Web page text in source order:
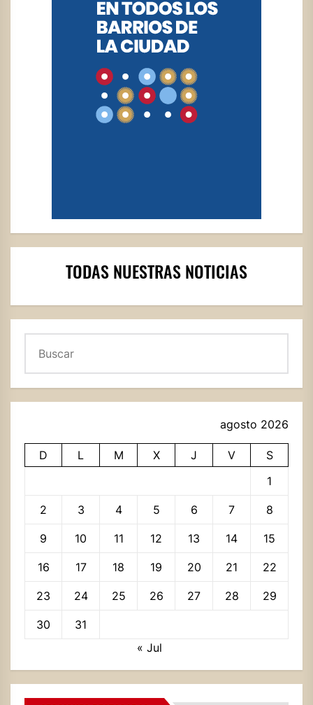
TODAS NUESTRAS NOTICIAS
agosto 2026
D L M X J V
S
1
2 3 4 5 6 7 8
9 10 11 12 13 14 15
16 17 18 19 20 21 22
23 24 25 26 27 28 29
30
31
« Jul